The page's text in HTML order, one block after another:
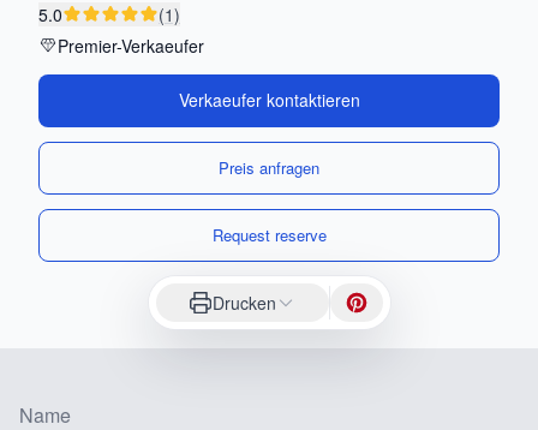
5.0
(1)
Premier-Verkaeufer
Verkaeufer kontaktieren
Preis anfragen
Request reserve
Drucken
Name